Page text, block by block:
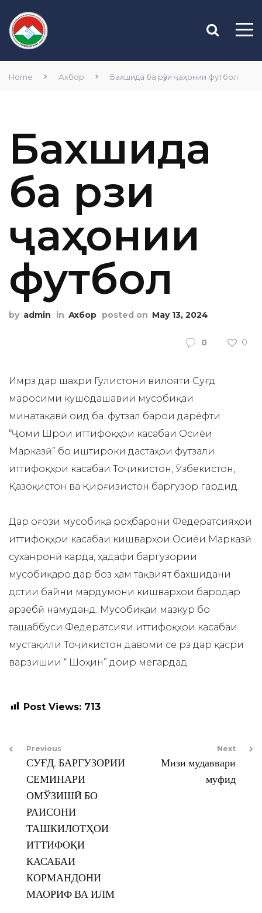
Home Ахбор Бахшида ба рӯзи ҷаҳонии футбол
Бахшида
ба рӯзи
ҷаҳонии
футбол
by admin in Ахбор posted on May 13, 2024
0 0
Имрӯз дар шаҳри Гулистони вилояти Суғд
маросими кушодашавии мусобиқаи
минатақавӣ оид ба. футзал барои дарёфти
“Ҷоми Шӯрои иттифоқҳои касабаи Осиёи
Марказӣ” бо иштироки дастаҳои футзали
иттифоқҳои касабаи Тоҷикистон, Ӯзбекистон,
Қазоқистон ва Қирғизистон баргузор гардид.
Дар оғози мусобиқа роҳбарони Федератсияҳои
иттифоқҳои касабаи кишварҳои Осиёи Марказӣ
суханронӣ карда, ҳадафи баргузории
мусобиқаро дар боз ҳам тақвият бахшидани
дӯстии байни мардумони кишварҳои бародар
арзёбӣ намуданд. Мусобиқаи мазкур бо
ташаббуси Федератсияи иттифоқҳои касабаи
мустақили Тоҷикистон давоми се рӯз дар қасри
варзишии “ Шоҳин” доир мегардад.
Post Views: 713
Previous
СУҒД. БАРГУЗОРИИ
СЕМИНАРИ
ОМЎЗИШӢ БО
РАИСОНИ
ТАШКИЛОТҲОИ
ИТТИФОҚИ
КАСАБАИ
КОРМАНДОНИ
МАОРИФ ВА ИЛМ
Next
Мизи мудаввари
муфид